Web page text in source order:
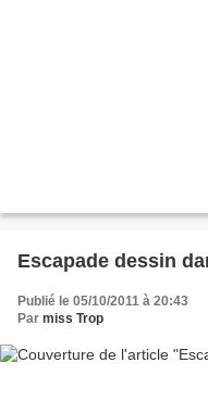
Escapade dessin
Publié le 05/10/2011 à 20:43
Par miss Trop